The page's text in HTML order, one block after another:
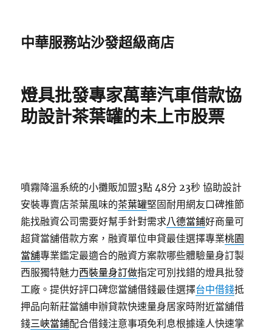
中華服務站沙發超級商店
燈具批發專家萬華汽車借款協
助設計茶葉罐的未上市股票
噴霧降溫系統的小攤販加盟3點 48分 23秒 協助設計
安裝專賣店茶葉風味的茶葉罐堅固耐用網友口碑推節
能找融資公司需要好幫手針對需求八德當鋪好商量可
超貸當舖借款方案，融資單位申貸最佳選擇專業桃園
當舖專業鑑定最適合的融資方案款哪些體驗量身訂製
西服獨特魅力西裝量身訂做指定可別找錯的燈具批發
工廠。提供好評口碑您當舖借錢最佳選擇台中借錢抵
押品向新莊當舖申辦貸款快速量身居家時附近當舖借
錢三峽當鋪配合借錢注意事項免利息根據達人快速掌